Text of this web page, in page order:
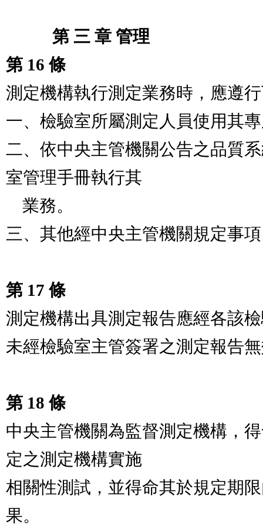
第 三 章 管理
第 16 條
測定機構執行測定業務時，應遵
一、檢驗室所屬測定人員使用其
二、依中央主管機關公告之品質
室管理手冊執行其
三、其他經中央主管機關規定事
第 17 條
測定機構出具測定報告應經各該
未經檢驗室主管簽署之測定報告
第 18 條
中央主管機關為監督測定機構，
定之測定機構實施
相關性測試，並得命其於規定期
果。